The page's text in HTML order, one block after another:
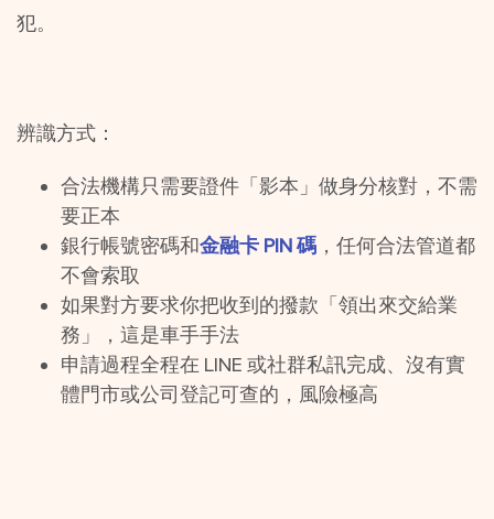
犯。
辨識方式：
合法機構只需要證件「影本」做身分核對，不需
要正本
銀行帳號密碼和金融卡 PIN 碼 ，任何合法管道都
不會索取
如果對方要求你把收到的撥款「領出來交給業
務」，這是車手手法
申請過程全程在 LINE 或社群私訊完成、沒有實
體門市或公司登記可查的，風險極高